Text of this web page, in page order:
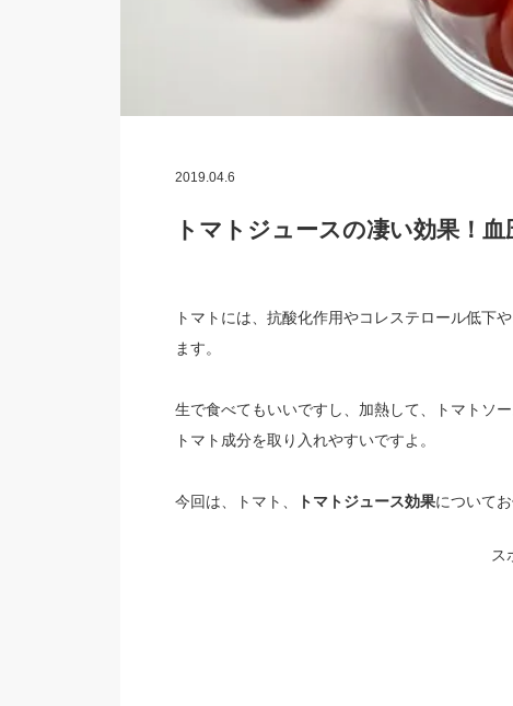
2019.04.6
トマトジュースの凄い効果！
トマトには、抗酸化作用やコレステロール低下
ます。
生で食べてもいいですし、加熱して、トマトソ
トマト成分を取り入れやすいですよ。
今回は、トマト、 トマトジュース効果について
ス